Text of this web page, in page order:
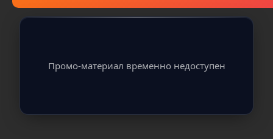
Промо-материал временно недоступен